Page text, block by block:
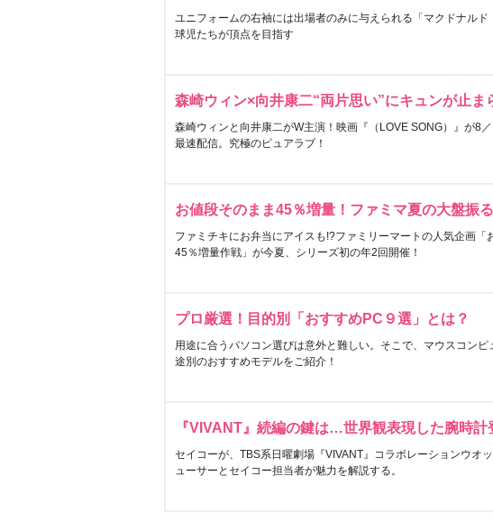
ユニフォームの右袖には出場者のみに与えられる「マクドナル
球児たちが頂点を目指す
森崎ウィン×向井康二“両片思い”にキュンが止ま
森崎ウィンと向井康二がW主演！映画『（LOVE SONG）』が8
最速配信。究極のピュアラブ！
お値段そのまま45％増量！ファミマ夏の大盤振
ファミチキにお弁当にアイスも!?ファミリーマートの人気企画「
45％増量作戦」が今夏、シリーズ初の年2回開催！
プロ厳選！目的別「おすすめPC９選」とは？
用途に合うパソコン選びは意外と難しい。そこで、マウスコンピ
途別のおすすめモデルをご紹介！
『VIVANT』続編の鍵は…世界観表現した腕時計
セイコーが、TBS系日曜劇場『VIVANT』コラボレーションウオ
ューサーとセイコー担当者が魅力を解説する。